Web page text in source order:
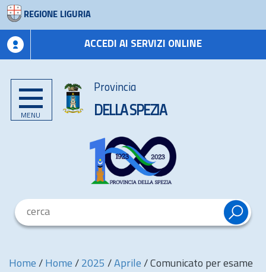
REGIONE LIGURIA
ACCEDI AI SERVIZI ONLINE
MENU
Provincia
DELLA SPEZIA
Home / Home / 2025 / Aprile / Comunicato per esame